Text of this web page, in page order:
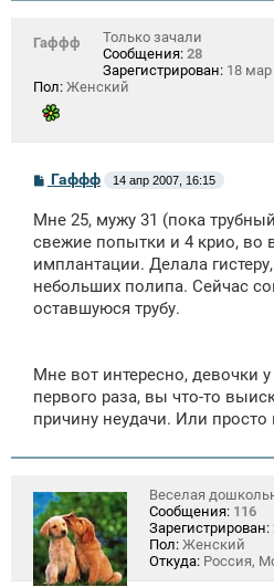
Гаффф
Только зачали
Сообщения: 28
Зарегистрирован: 18 мар
Пол: Женский
С
о
б
щ
н
и
Гаффф 14 апр 2007, 16:15
Мне 25, мужу 31 (пока
свежие попытки и 4 крио, во
имплантации. Делала
небольших полипа. Сейчас
оставшуюся трубу.
Мне вот интересно, девочки
первого раза, вы что-то
причину неудачи. Или
Веселая
Сообщения: 116
Зарегистрирован:
Пол: Женский
Откуда: Россия,